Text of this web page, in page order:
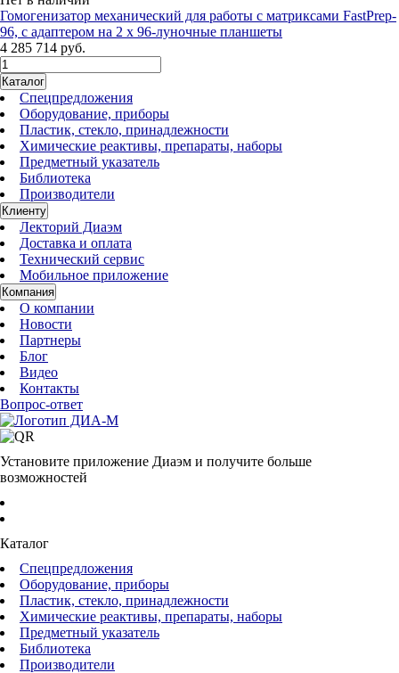
Гомогенизатор механический для работы с матриксами FastPrep-
96, с адаптером на 2 х 96-луночные планшеты
4 285 714 руб.
Каталог
Спецпредложения
Оборудование, приборы
Пластик, стекло, принадлежности
Химические реактивы, препараты, наборы
Предметный указатель
Библиотека
Производители
Клиенту
Лекторий Диаэм
Доставка и оплата
Технический сервис
Мобильное приложение
Компания
О компании
Новости
Партнеры
Блог
Видео
Контакты
Вопрос-ответ
Установите приложение Диаэм и получите больше
возможностей
Каталог
Спецпредложения
Оборудование, приборы
Пластик, стекло, принадлежности
Химические реактивы, препараты, наборы
Предметный указатель
Библиотека
Производители